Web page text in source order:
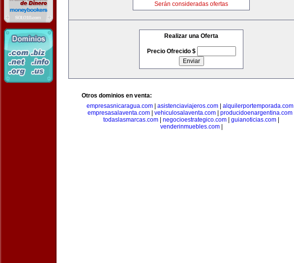
Serán consideradas ofertas
Realizar una Oferta
Precio Ofrecido $
Otros dominios en venta:
empresasnicaragua.com| asistenciaviajeros.com| alquilerportemporada.com|
empresasalaventa.com| vehiculosalaventa.com| producidoenargentina.com|
todaslasmarcas.com
negocioestrategico.com guianoticias.com
venderinmuebles.com|